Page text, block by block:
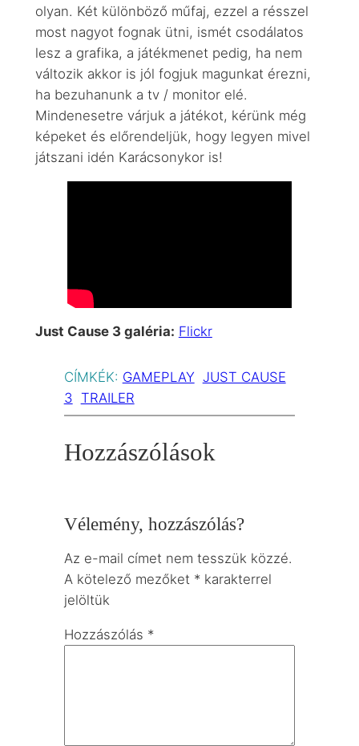
olyan. Két különböző műfaj, ezzel a résszel
most nagyot fognak ütni, ismét csodálatos
lesz a grafika, a játékmenet pedig, ha nem
változik akkor is jól fogjuk magunkat érezni,
ha bezuhanunk a tv / monitor elé.
Mindenesetre várjuk a játékot, kérünk még
képeket és előrendeljük, hogy legyen mivel
játszani idén Karácsonykor is!
Just Cause 3 galéria: Flickr
CÍMKÉK: GAMEPLAY JUST CAUSE
3 TRAILER
Hozzászólások
Vélemény, hozzászólás?
Az e-mail címet nem tesszük közzé.
A kötelező mezőket *karakterrel
jelöltük
Hozzászólás *